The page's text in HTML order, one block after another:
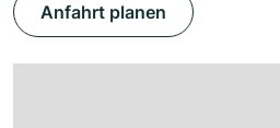
Anfahrt planen